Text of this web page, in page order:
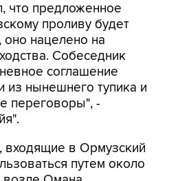
что предложенное
проливу будет
оно нацелено на
Собеседник
соглашение
нынешнего тупика и
переговоры", -
входящие в Ормузский
путем около